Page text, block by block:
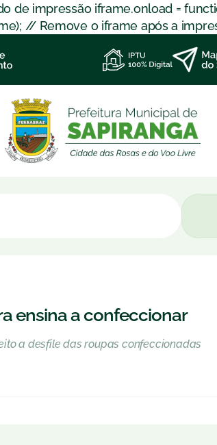
de impressão iframe.onload =
// Remove o iframe após a
ensina a confeccionar
a desfile das roupas confeccionadas